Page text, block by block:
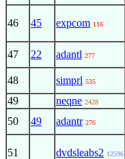
46 45 expcom 116
47 22 adantl 277
48 simprl 535
49 neqne 2428
50 49 adantr 276
51 dvdsleabs2 12596